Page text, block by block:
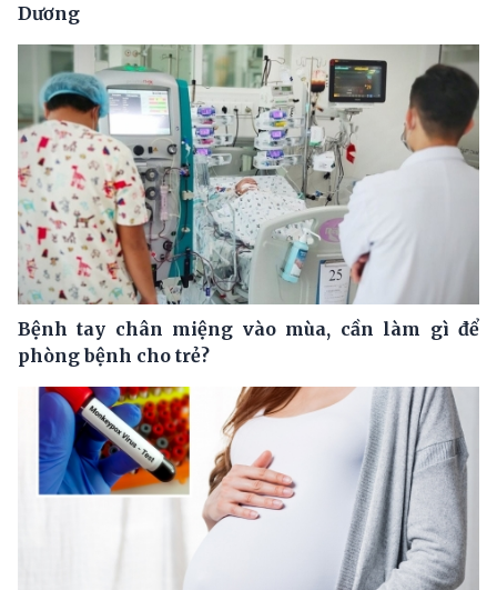
Dương
Bệnh tay chân miệng vào mùa, cần làm gì để
phòng bệnh cho trẻ?